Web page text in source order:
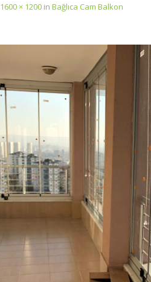
1600 × 1200 in Bağlıca Cam Balkon